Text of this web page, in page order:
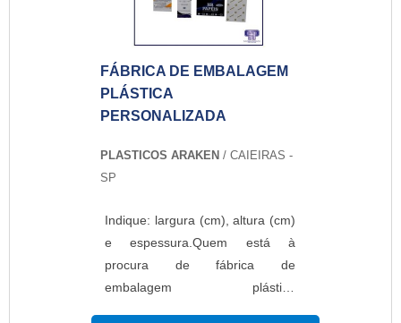
FÁBRICA DE EMBALAGEM
PLÁSTICA
PERSONALIZADA
PLASTICOS ARAKEN/ CAIEIRAS -
SP
Indique: largura (cm), altura (cm)
e espessura.Quem está à
procura de fábrica de
embalagem plástica